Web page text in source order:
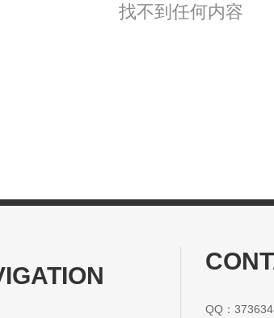
找不到任何内容
QQ：